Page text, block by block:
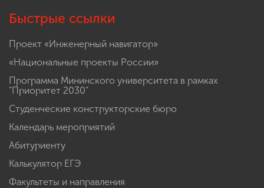
Быстрые ссылки
Проект «Инженерный навигатор»
«Национальные проекты России»
Программа Мининского университета в рамках
"Приоритет 2030"
Студенческие конструкторские бюро
Календарь мероприятий
Абитуриенту
Калькулятор ЕГЭ
Факультеты и направления